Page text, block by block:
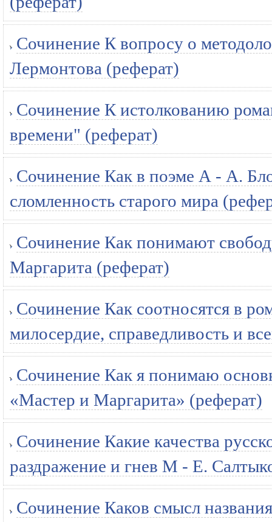
Сочинение К вопросу о
Лермонтова (реферат)
Сочинение К истолкованию
времени" (реферат)
Сочинение Как в поэме А - А.
сломленность старого мира
Сочинение Как понимают
Маргарита (реферат)
Сочинение Как соотносятся в
милосердие, справедливость и
Сочинение Как я понимаю
«Мастер и Маргарита» (реферат)
Сочинение Какие качества
раздражение и гнев М - Е.
Сочинение Каков смысл